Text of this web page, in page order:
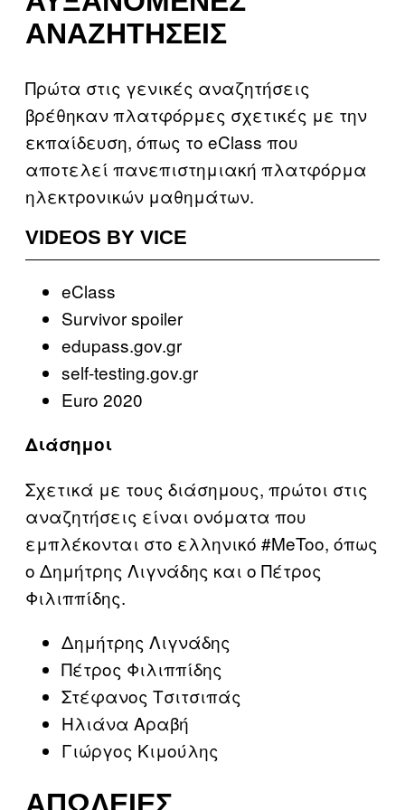
ΑΝΑΖΗΤΉΣΕΙΣ
Πρώτα στις γενικές αναζητήσεις
βρέθηκαν πλατφόρμες σχετικές με την
εκπαίδευση, όπως το eClass που
αποτελεί πανεπιστημιακή πλατφόρμα
ηλεκτρονικών μαθημάτων.
VIDEOS BY VICE
eClass
Survivor spoiler
edupass.gov.gr
self-testing.gov.gr
Euro 2020
Διάσημοι
Σχετικά με τους διάσημους, πρώτοι στις
αναζητήσεις είναι ονόματα που
εμπλέκονται στο ελληνικό #MeToo, όπως
ο Δημήτρης Λιγνάδης και ο Πέτρος
Φιλιππίδης.
Δημήτρης Λιγνάδης
Πέτρος Φιλιππίδης
Στέφανος Τσιτσιπάς
Ηλιάνα Αραβή
Γιώργος Κιμούλης